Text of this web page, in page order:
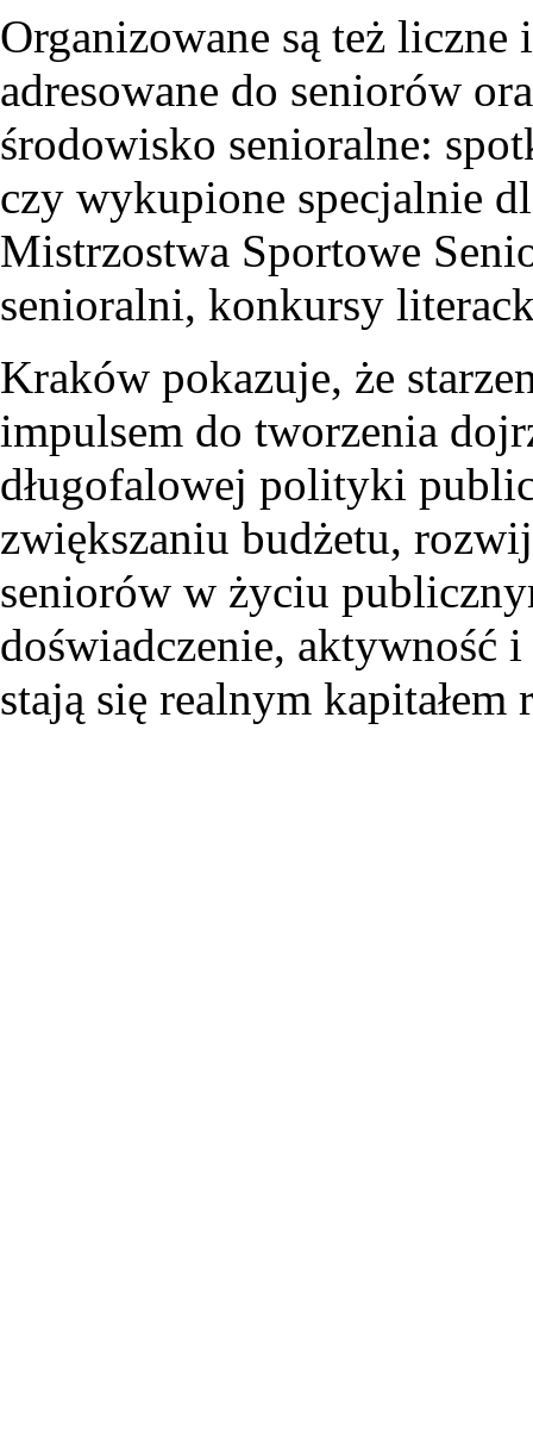
Organizowane są też
adresowane do seniorów
środowisko senioralne:
czy wykupione specjalnie
Mistrzostwa Sportowe
senioralni, konkursy
Kraków pokazuje, że
impulsem do tworzenia
długofalowej polityki
zwiększaniu budżetu,
seniorów w życiu
doświadczenie, aktywność
stają się realnym kapitałem